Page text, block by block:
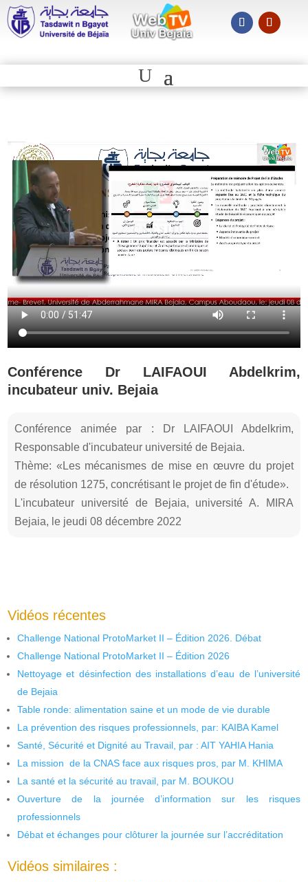
Conférence Dr LAIFAOUI Abdelkrim,
incubateur univ. Bejaia
Conférence animée par : Dr LAIFAOUI Abdelkrim,
Responsable d'incubateur université de Bejaia.
Thème: «Les mécanismes de mise en œuvre du projet
de résolution 1275, concrétisant le projet de fin d'étude».
L'incubateur université de Bejaia, université A. MIRA
Bejaia, le jeudi 08 décembre 2022
Vidéos récentes
Challenge National ProtoMarket II – Édition 2026. Débat
Challenge National ProtoMarket II – Édition 2026
Nettoyage et désinfection des installations d’eau de l’université
de Bejaia
Table ronde: alimentation saine et un mode de vie durable
La prévention des risques professionnels, par: KAIBA Kamel
Santé, Sécurité et Dignité au Travail, par : AIT YAHIA Hania
La mission de la CNAS face aux risques pros, par M. KHIMA
La santé et la sécurité au travail, par M. BOUKOU
Ouverture de la journée d’information sur les risques
professionnels
Débat et échanges pour clôturer la journée sur l’accréditation
Vidéos similaires :